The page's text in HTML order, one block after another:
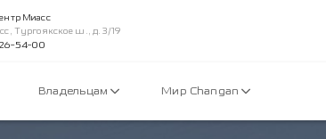
Миасс
Тургоякское ш., д. 3/19
54-00
Владельцам Мир Changan